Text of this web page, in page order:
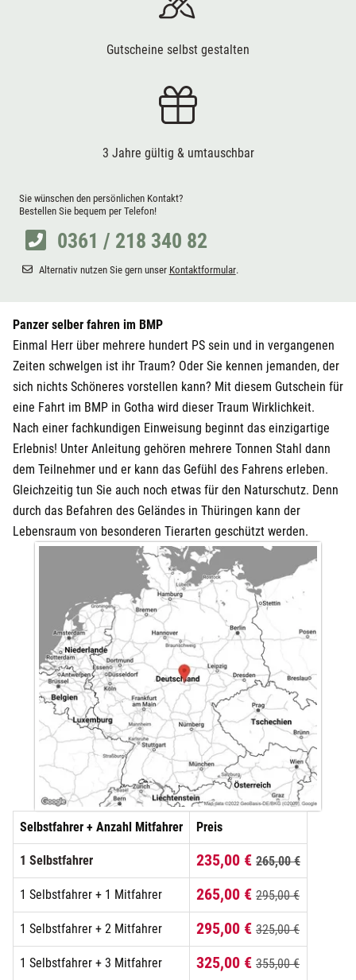
Gutscheine selbst gestalten
3 Jahre gültig & umtauschbar
Sie wünschen den persönlichen Kontakt?
Bestellen Sie bequem per Telefon!
0361 / 218 340 82
Alternativ nutzen Sie gern unser Kontaktformular.
Panzer selber fahren im BMP
Einmal Herr über mehrere hundert PS sein und in vergangenen
Zeiten schwelgen ist ihr Traum? Oder Sie kennen jemanden, der
sich nichts Schöneres vorstellen kann? Mit diesem Gutschein für
eine Fahrt im BMP in Gotha wird dieser Traum Wirklichkeit.
Nach einer fachkundigen Einweisung beginnt das einzigartige
Erlebnis! Unter Anleitung gehören mehrere Tonnen Stahl dann
dem Teilnehmer und er kann das Gefühl des Fahrens erleben.
Gleichzeitig tun Sie auch noch etwas für den Naturschutz. Denn
durch das Befahren des Geländes in Thüringen kann der
Lebensraum von besonderen Tierarten geschützt werden.
Selbstfahrer + Anzahl Mitfahrer Preis
1 Selbstfahrer 235,00 € 265,00 €
1 Selbstfahrer + 1 Mitfahrer 265,00 € 295,00 €
1 Selbstfahrer + 2 Mitfahrer 295,00 € 325,00 €
1 Selbstfahrer + 3 Mitfahrer 325,00 € 355,00 €